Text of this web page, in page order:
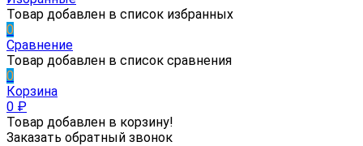
Товар добавлен в список избранных
0
Сравнение
Товар добавлен в список сравнения
0
Корзина
0 ₽
Товар добавлен в корзину!
Заказать обратный звонок